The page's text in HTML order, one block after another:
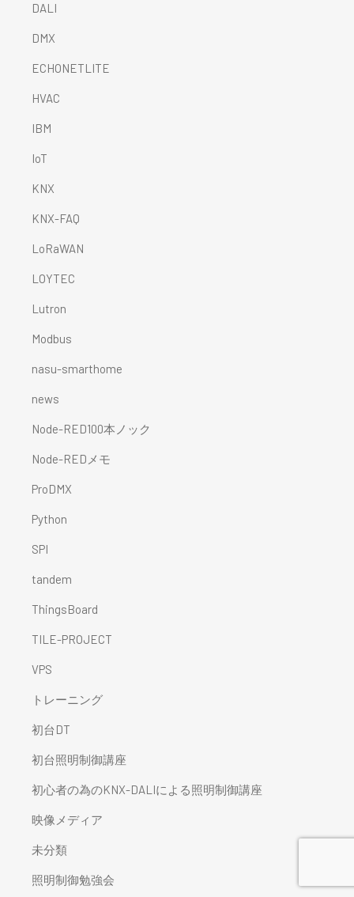
DALI
DMX
ECHONETLITE
HVAC
IBM
IoT
KNX
KNX-FAQ
LoRaWAN
LOYTEC
Lutron
Modbus
nasu-smarthome
news
Node-RED100本ノック
Node-REDメモ
ProDMX
Python
SPI
tandem
ThingsBoard
TILE-PROJECT
VPS
トレーニング
初台DT
初台照明制御講座
初心者の為のKNX-DALIによる照明制御講座
映像メディア
未分類
照明制御勉強会